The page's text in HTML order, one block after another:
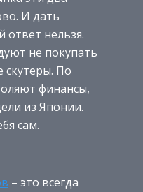
И дать
нельзя.
не покупать
скутеры. По
финансы,
из Японии.
сам.
– это всегда